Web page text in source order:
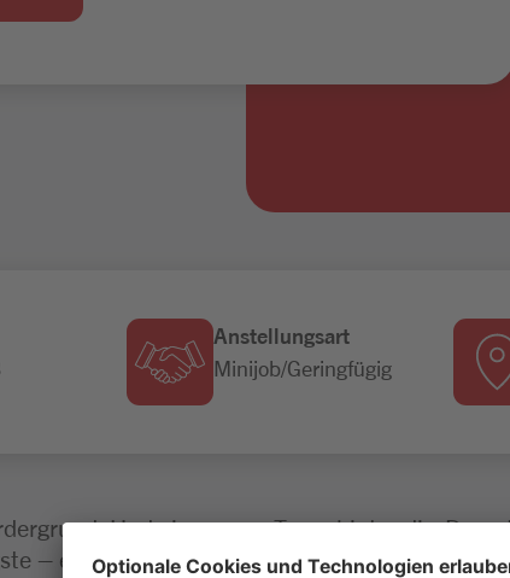
Anstellungsart
Minijob/Geringfügig
Und ein ganzes Team hinter dir:
– egal, in welcher Position du bei uns